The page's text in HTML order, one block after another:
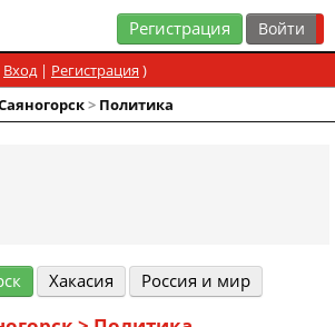
Регистрация
Вход| Регистрация )
> Политика
Хакасия Россия и мир